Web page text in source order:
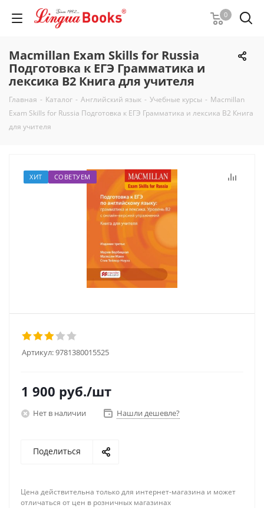
0
Macmillan Exam Skills for Russia
Подготовка к ЕГЭ Грамматика и
лексика B2 Книга для учителя
Главная - Каталог - Английский язык - Учебные курсы - Macmillan
Exam Skills for Russia Подготовка к ЕГЭ Грамматика и лексика B2 Книга
для учителя
ХИТ СОВЕТУЕМ
Артикул:9781380015525
1 900 руб./шт
Нет в наличии Нашли дешевле?
Поделиться
Цена действительна только для интернет-магазина и может
отличаться от цен в розничных магазинах